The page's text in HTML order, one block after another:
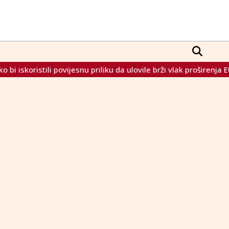
povijesnu priliku da ulovile brži vlak proširenja EU-a